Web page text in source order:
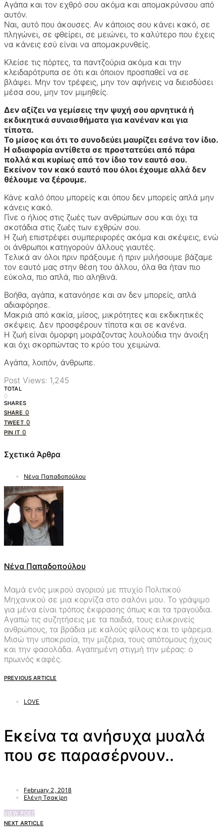
Αγάπα και τον εχθρό σου ακόμα και απομακρύνσου από
αυτόν.
Ναι, αυτό που άκουσες. Αν κάποιος σου κάνει κακό, σε
πληγώνει, σε φθείρει, σε μειώνει, το καλύτερο που έχεις
να κάνεις εσύ είναι να απομακρυνθείς.
Κλείσε τις πόρτες, τα παντζούρια ακόμα και την
κλειδαρότρυπα σε ότι και όποιον προσπαθεί να σε
βλάψει. Μην τον τρέφεις, μην τον αφήνεις να διεισδύσει
μέσα σου, μην τον μιμηθείς.
Δεν αξίζει να γεμίσεις την ψυχή σου αρνητικά ή
εκδικητικά συναισθήματα για κανέναν και για
τίποτα.
Το μίσος και ότι το συνοδεύει μαυρίζει εσένα τον ίδιο.
Η αδιαφορία αντίθετα σε προστατεύει από πάρα
πολλά και κυρίως από τον ίδιο τον εαυτό σου.
Εκείνον τον κακό εαυτό που όλοι έχουμε αλλά δεν
θέλουμε να ξέρουμε.
Κάνε καλό όπου μπορείς και όπου δεν μπορείς απλά μην
κάνεις κακό.
Γίνε ο ήλιος στις ζωές των ανθρώπων σου και όχι τα
σκοτάδια στις ζωές των εχθρών σου.
Η ζωή επιστρέφει συμπεριφορές ακόμα και σκέψεις, ενώ
οι άνθρωποι κατηγορούν άλλους γιαυτές.
Τελικά αν όλοι πριν πράξουμε ή πριν μιλήσουμε βάζαμε
τον εαυτό μας στην θέση του άλλου, όλα θα ήταν πιο
εύκολα, πιο απλά, πιο αληθινά.
Βοήθα, αγάπα, κατανόησε και αν δεν μπορείς, απλά
αδιαφόρησε.
Μακριά από κακία, μίσος, μικρότητες και εκδικητικές
σκέψεις. Δεν προσφέρουν τίποτα και σε κανένα.
Η ζωή είναι όμορφη μοιράζοντας λουλούδια την άνοιξη
και όχι σκορπώντας το κρύο του χειμώνα.
Αγάπα, λοιπόν, άνθρωπε.
Post Views: 1,245
TOTAL
0
SHARES
SHARE 0
TWEET 0
PIN IT 0
Σχετικά Άρθρα
Νένα Παπαδοπούλου
Νένα Παπαδοπούλου
Μαμά ενός μικρού αγοριού με πτυχίο Πολιτικού
Μηχανικού σε μια κορνίζα στο σαλόνι μου. Το γράψιμο
για μένα είναι τρόπος έκφρασης όπως και τα τραγούδια.
Αγαπώ τις συζητήσεις με τα παιδιά, τους ειλικρινείς
ανθρώπους, τα βράδια με καλούς φίλους και το ψάρεμα.
Μισώ την υποκρισία, την μιζέρια, τους απότομους ήχους
και την φασολάδα. Αγαπημένη στιγμή την μέρας: ο
πρωινός καφές.
PREVIOUS ARTICLE
LOVE
Εκείνα τα ανήσυχα μυαλά
που σε παρασέρνουν..
February 2, 2018
Ελένη Τσακίρη
VIEW POST
NEXT ARTICLE